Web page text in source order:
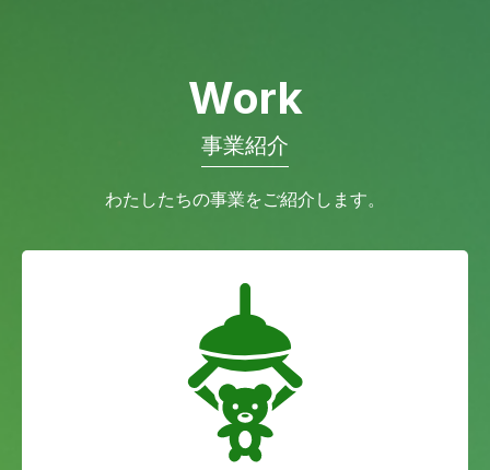
Work
事業紹介
わたしたちの事業をご紹介します。